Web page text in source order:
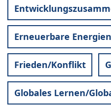
Erneuerbare Energien
Frieden/Konflikt
Globales Lernen/